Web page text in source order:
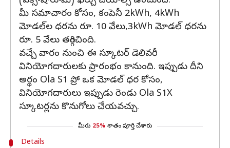
మీ సమాచారం కోసం, కంపెనీ 2kWh, 4kWh
మోడల్‌ల ధరను రూ. 10 వేలు,3kWh మోడల్ ధరను
రూ. 5 వేలు తగ్గించింది.
వచ్చే వారం నుంచి ఈ స్కూటర్ డెలివరీ
వినియోగదారులకు ప్రారంభం కానుంది. ఇప్పుడు దీని
అర్థం Ola S1 ప్రో ఒక మోడల్ ధర కోసం,
వినియోగదారులు ఇప్పుడు రెండు Ola S1X
స్కూటర్లను కొనుగోలు చేయవచ్చు.
మీరు 25% శాతం పూర్తి చేశారు
Details